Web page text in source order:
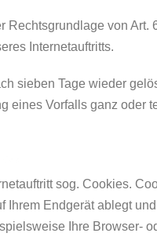
Rechtsgrundlage von
Internetauftritts.
sieben Tage wieder
eines Vorfalls ganz oder
sog. Cookies.
Ihrem Endgerät ablegt
Ihre Browser-